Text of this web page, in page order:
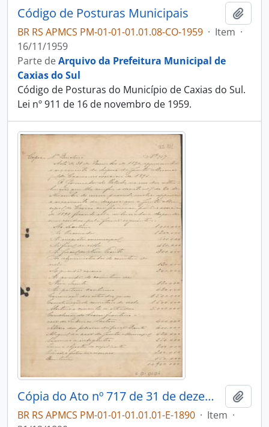
Código de Posturas Municipais
BR RS APMCS PM-01-01-01.01.08-CO-1959 · Item ·
16/11/1959
Parte deArquivo da Prefeitura Municipal de
Caxias do Sul
Código de Posturas do Município de Caxias do Sul.
Lei nº 911 de 16 de novembro de 1959.
Cópia do Ato nº 717 de 31 de dezembro de 1890
BR RS APMCS PM-01-01-01.01.01-E-1890 · Item ·